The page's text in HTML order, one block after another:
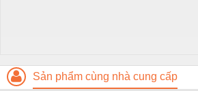
Sản phẩm cùng nhà cung cấp